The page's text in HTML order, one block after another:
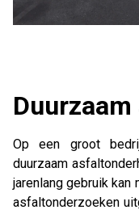
Op een groot
duurzaam
jarenlang gebruik kan
asfaltonderzoeken